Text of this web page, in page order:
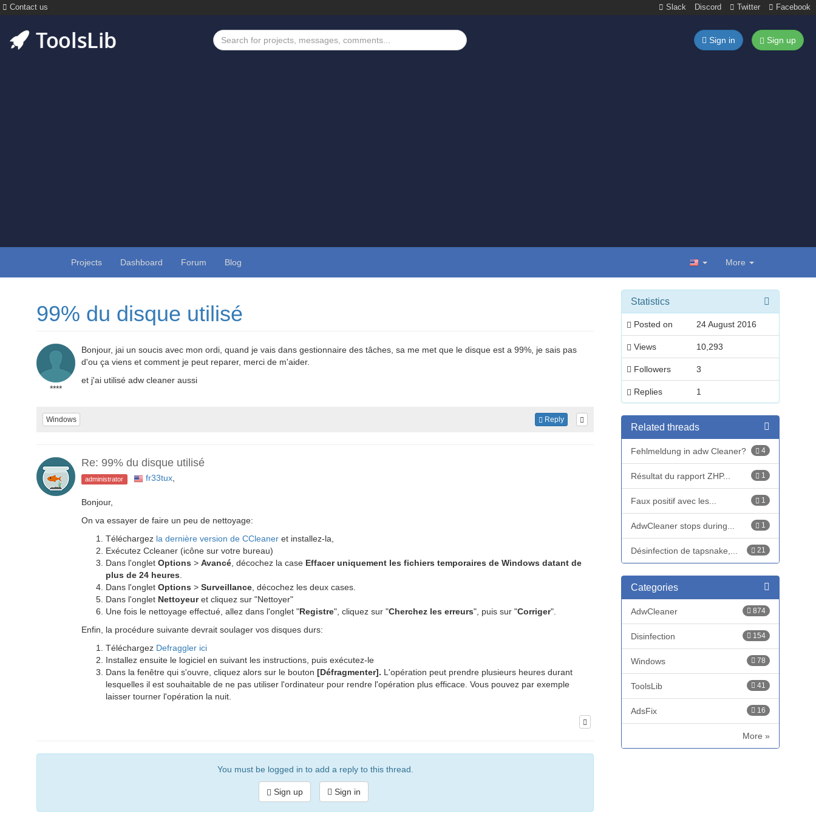
Contact us Slack Discord Twitter Facebook
Sign in Sign up
Projects Dashboard Forum Blog More
99% du disque utilisé
****
Bonjour, jai un soucis avec mon ordi, quand je vais dans gestionnaire des tâches, sa me met que le disque est a 99%, je sais pas
d'ou ça viens et comment je peut reparer, merci de m'aider.
et j'ai utilisé adw cleaner aussi
Windows Reply
Re: 99% du disque utilisé
administrator fr33tux,
Bonjour,
On va essayer de faire un peu de nettoyage:
Téléchargez la dernière version de CCleaner et installez-la,
Exécutez Ccleaner (icône sur votre bureau)
Dans l'onglet Options > Avancé, décochez la case Effacer uniquement les fichiers temporaires de Windows datant de
plus de 24 heures.
Dans l'onglet Options > Surveillance, décochez les deux cases.
Dans l'onglet Nettoyeuret cliquez sur "Nettoyer"
Une fois le nettoyage effectué, allez dans l'onglet "Registre", cliquez sur "Cherchez les erreurs", puis sur "Corriger".
Enfin, la procédure suivante devrait soulager vos disques durs:
Téléchargez Defraggler ici
Installez ensuite le logiciel en suivant les instructions, puis exécutez-le
Dans la fenêtre qui s'ouvre, cliquez alors sur le bouton [Défragmenter]. L'opération peut prendre plusieurs heures durant
lesquelles il est souhaitable de ne pas utiliser l'ordinateur pour rendre l'opération plus efficace. Vous pouvez par exemple
laisser tourner l'opération la nuit.
You must be logged in to add a reply to this thread.
Sign up Sign in
Statistics
Posted on 24 August 2016
Views 10,293
Followers 3
Replies 1
Related threads
4
Fehlmeldung in adw Cleaner?
1
Résultat du rapport ZHP...
1
Faux positif avec les...
1
AdwCleaner stops during...
21
Désinfection de tapsnake,...
Categories
874
AdwCleaner
154
Disinfection
78
Windows
41
ToolsLib
16
AdsFix
More »